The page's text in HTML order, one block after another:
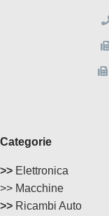
Categorie
>> Elettronica
>> Macchine
>> Ricambi Auto